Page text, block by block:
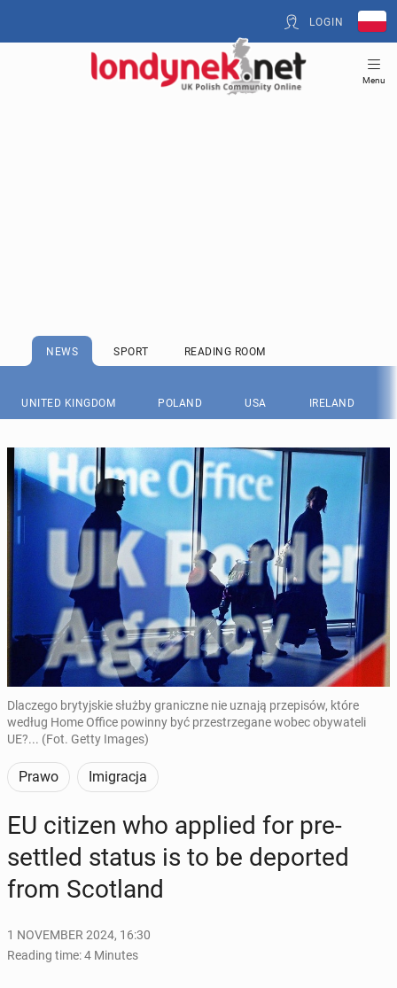
LOGIN
Menu
NEWS SPORT READING ROOM
UNITED KINGDOM POLAND USA IRELAND
Dlaczego brytyjskie służby graniczne nie uznają przepisów, które
według Home Office powinny być przestrzegane wobec obywateli
UE?... (Fot. Getty Images)
Prawo Imigracja
EU citizen who applied for pre-
settled status is to be de­port­ed
from Scot­land
1 NOVEMBER 2024, 16:30
Reading time: 4 Minutes